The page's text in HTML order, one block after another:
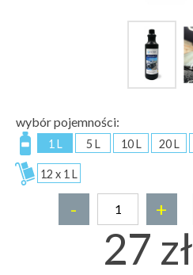
wybór pojemności:
1 L 5 L 10 L 20 L
12 x 1 L
- +
27 zł